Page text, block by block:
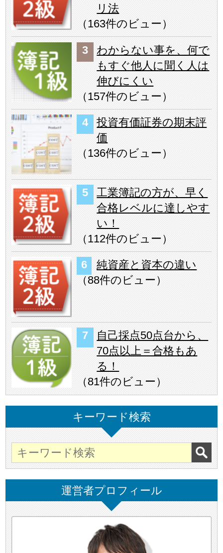
リ法
（163件のビュー ）
わからない事を、何で
もすぐ他人に聞く人は
伸びにくい
（157件のビュー ）
投資有価証券の期末評
価
（136件のビュー ）
工業簿記の方が、早く
合格レベルに達しやす
い！
（112件のビュー ）
純資産と資本の違い
（88件のビュー ）
自己採点50点台から、
70点以上＝合格もあ
る！
（81件のビュー ）
キーワード検索
運営者プロフィール